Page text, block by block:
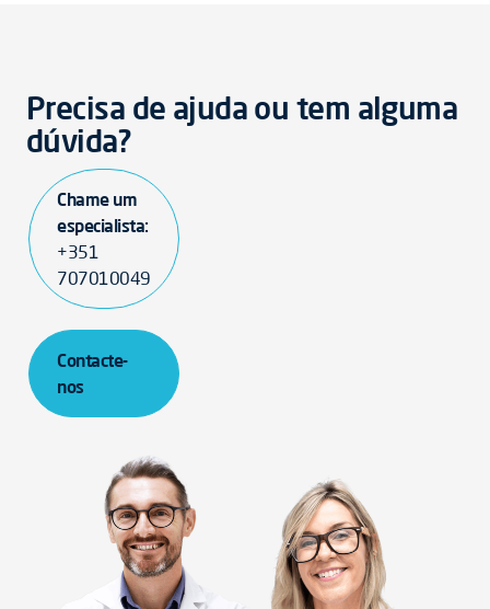
Precisa de ajuda ou tem alguma
dúvida?
Chame um
especialista:
+351
707010049
Contacte-
nos